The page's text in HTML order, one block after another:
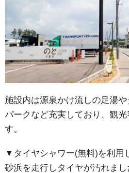
施設内は源泉かけ流しの足湯
パークなど充実しており、観
す。
▼タイヤシャワー(無料)を利用
砂浜を走行しタイヤが汚れま